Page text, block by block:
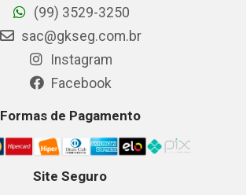
(99) 3529-3250
sac@gkseg.com.br
Instagram
Facebook
Formas de Pagamento
Site Seguro